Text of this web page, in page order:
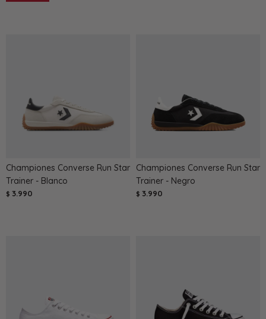
Championes Converse Run Star
Trainer - Blanco
$ 3.990
Championes Converse Run Star
Trainer - Negro
$ 3.990